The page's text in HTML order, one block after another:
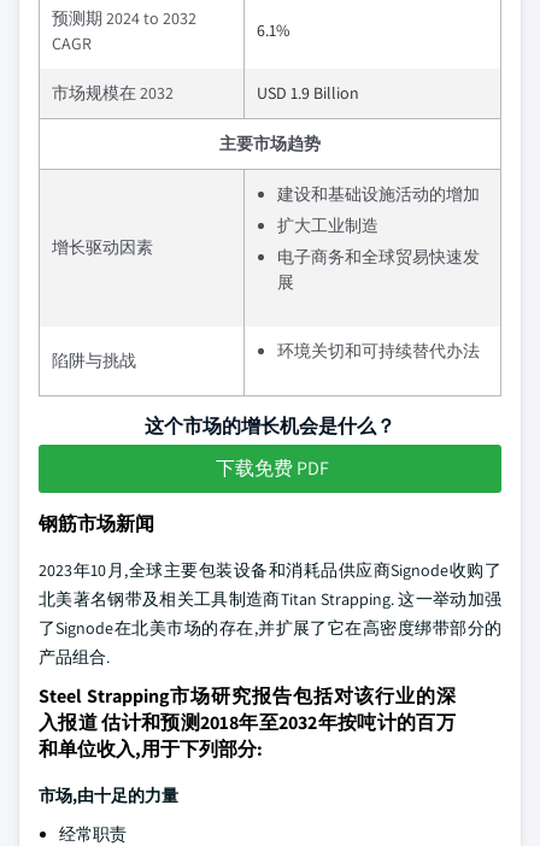
预测期 2024 to 2032
CAGR
6.1%
市场规模在 2032 USD 1.9 Billion
主要市场趋势
增长驱动因素
建设和基础设施活动的增加
扩大工业制造
电子商务和全球贸易快速发
展
陷阱与挑战 环境关切和可持续替代办法
这个市场的增长机会是什么？
下载免费 PDF
钢筋市场新闻
2023年10月,全球主要包装设备和消耗品供应商Signode收购了
北美著名钢带及相关工具制造商Titan Strapping. 这一举动加强
了Signode在北美市场的存在,并扩展了它在高密度绑带部分的
产品组合.
Steel Strapping市场研究报告包括对该行业的深
入报道 估计和预测2018年至2032年按吨计的百万
和单位收入,用于下列部分:
市场,由十足的力量
经常职责